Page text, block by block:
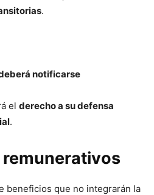
.
notificarse
el derecho a su defensa
.
beneficios que no integrarán la